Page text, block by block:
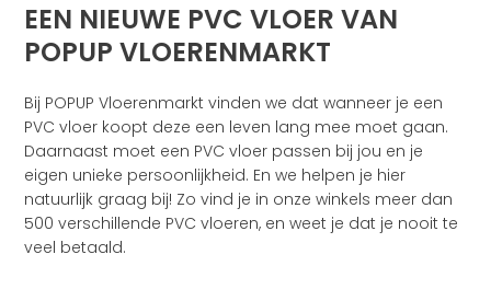
EEN NIEUWE PVC VLOER VAN
POPUP VLOERENMARKT
Bij POPUP Vloerenmarkt vinden we dat wanneer je een
PVC vloer koopt deze een leven lang mee moet gaan.
Daarnaast moet een PVC vloer passen bij jou en je
eigen unieke persoonlijkheid. En we helpen je hier
natuurlijk graag bij! Zo vind je in onze winkels meer dan
500 verschillende PVC vloeren, en weet je dat je nooit te
veel betaald.